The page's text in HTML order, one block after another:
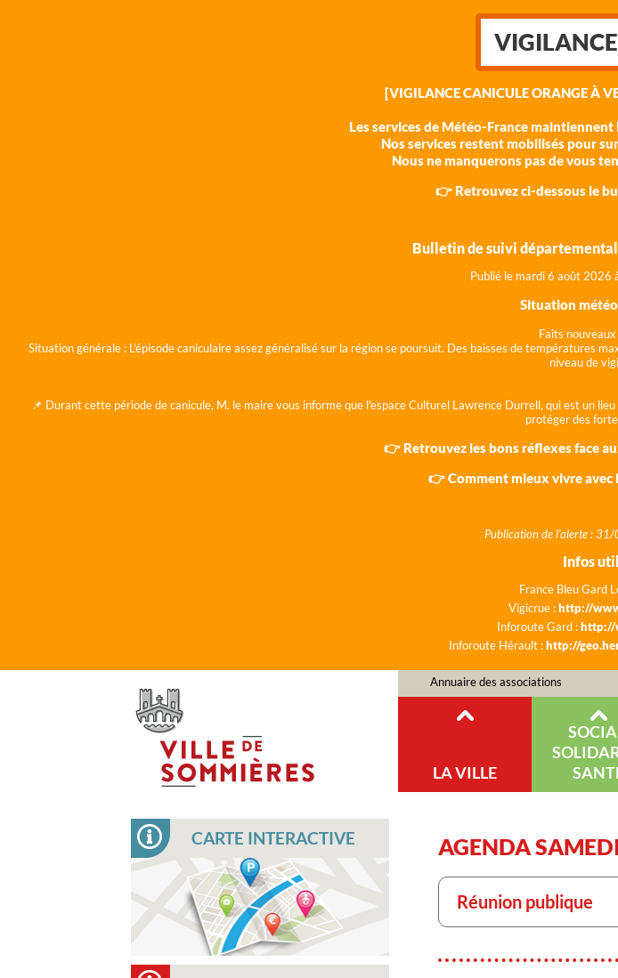
[VIGILANCE CANICULE ORANGE À
Les services de Météo-France maintiennent
Nos services restent mobilisés pour
Nous ne manquerons pas de vous
👉 Retrouvez ci-dessous le
Bulletin de suivi
Publié le mardi 6 août 2026
Situation
Faits nouveaux
Situation générale : L'épisode caniculaire assez généralisé sur la région se poursuit. Des baisses de températures
niveau de
📌 Durant cette période de canicule, M. le maire vous informe que l'espace Culturel Lawrence Durrell, qui est un
protéger des
👉 Retrouvez les bons réflexes face
👉 Comment mieux vivre avec
Publication de l'alerte :
Infos
France Bleu Gard
Vigicrue :http://
Inforoute Gard :http://
Inforoute Hérault :http://
Annuaire des associations
LA VILLE
CARTE INTERACTIVE AGENDA
Réunion publique